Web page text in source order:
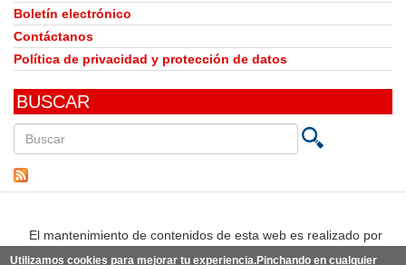
Boletín electrónico
Contáctanos
Política de privacidad y protección de datos
BUSCAR
en
El mantenimiento de contenidos de esta web es realizado por
Utilizamos cookies para mejorar tu experiencia.Pinchando en cualquier